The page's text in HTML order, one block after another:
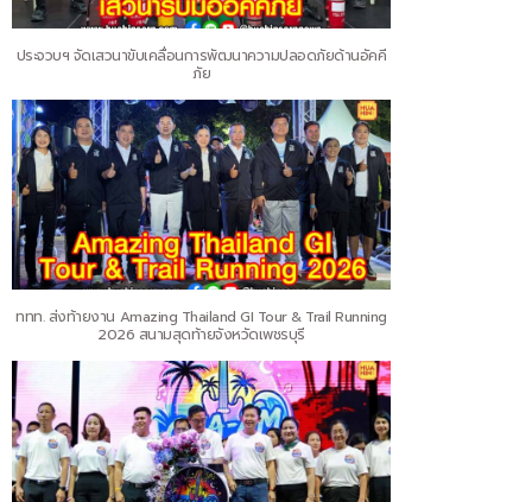
ประจวบฯ จัดเสวนาขับเคลื่อนการพัฒนาความปลอดภัยด้านอัคคี
ภัย
ททท. ส่งท้ายงาน Amazing Thailand GI Tour & Trail Running
2026 สนามสุดท้ายจังหวัดเพชรบุรี